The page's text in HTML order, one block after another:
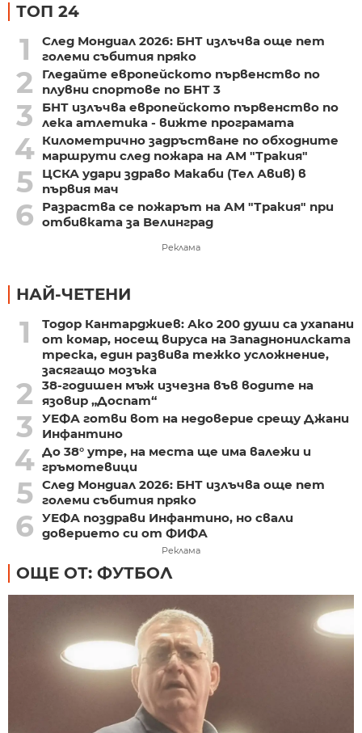
ТОП 24
1
След Мондиал 2026: БНТ излъчва още пет
големи събития пряко
2
Гледайте европейското първенство по
плувни спортове по БНТ 3
3
БНТ излъчва европейското първенство по
лека атлетика - вижте програмата
4 Километрично задръстване по обходните
маршрути след пожара на АМ "Тракия"
5
ЦСКА удари здраво Макаби (Тел Авив) в
първия мач
6
Разраства се пожарът на АМ "Тракия" при
отбивката за Велинград
Реклама
НАЙ-ЧЕТЕНИ
1
Тодор Кантарджиев: Ако 200 души са ухапани
от комар, носещ вируса на Западнонилската
треска, един развива тежко усложнение,
засягащо мозъка
2
38-годишен мъж изчезна във водите на
язовир „Доспат“
3
УЕФА готви вот на недоверие срещу Джани
Инфантино
4 До 38° утре, на места ще има валежи и
гръмотевици
5 След Мондиал 2026: БНТ излъчва още пет
големи събития пряко
6 УЕФА поздрави Инфантино, но свали
доверието си от ФИФА
Реклама
ОЩЕ ОТ: ФУТБОЛ